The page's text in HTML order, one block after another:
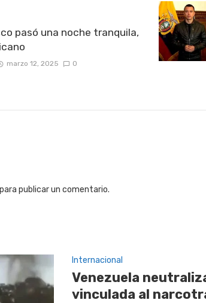
pasó una noche tranquila,
marzo 12, 2025 0
para publicar un comentario.
Internacional
Venezuela
vinculada al